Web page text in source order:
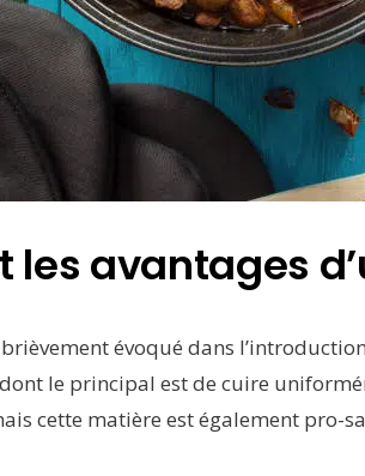
les avantages
évoqué dans
le principal est de cuire
cette matière est également pro-